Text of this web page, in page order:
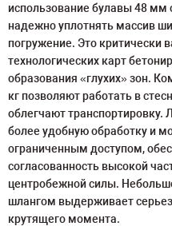
использование булавы 48 мм
надежно уплотнять массив
погружение. Это критически
технологических карт
образования «глухих» зон.
кг позволяют работать в
облегчают транспортировку.
более удобную обработку и
ограниченным доступом,
согласованность высокой
центробежной силы.
шлангом выдерживает
крутящего момента.